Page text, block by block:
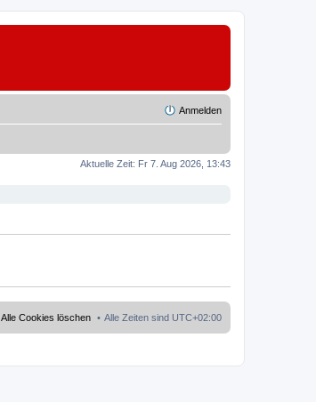
Anmelden
Aktuelle Zeit: Fr 7. Aug 2026, 13:43
Alle Zeiten sind UTC+02:00
Alle Cookies löschen